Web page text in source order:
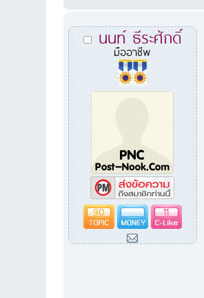
นนท์ ธีระศักดิ์
มืออาชีพ
90 11